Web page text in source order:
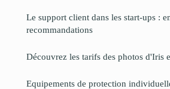
Le support client dans les start-ups :
recommandations
Découvrez les tarifs des photos d'Iris
Equipements de protection